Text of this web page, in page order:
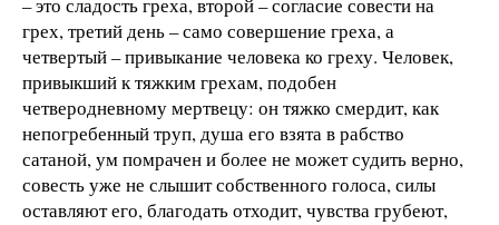
грех, третий день – само совершение греха, а
четвертый – привыкание человека ко греху. Человек,
привыкший к тяжким грехам, подобен
четверодневному мертвецу: он тяжко смердит, как
непогребенный труп, душа его взята в рабство
сатаной, ум помрачен и более не может судить верно,
совесть уже не слышит собственного голоса, силы
оставляют его, благодать отходит, чувства грубеют,